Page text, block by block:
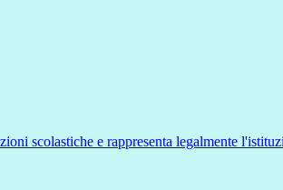
scolastiche e rappresenta legalmente